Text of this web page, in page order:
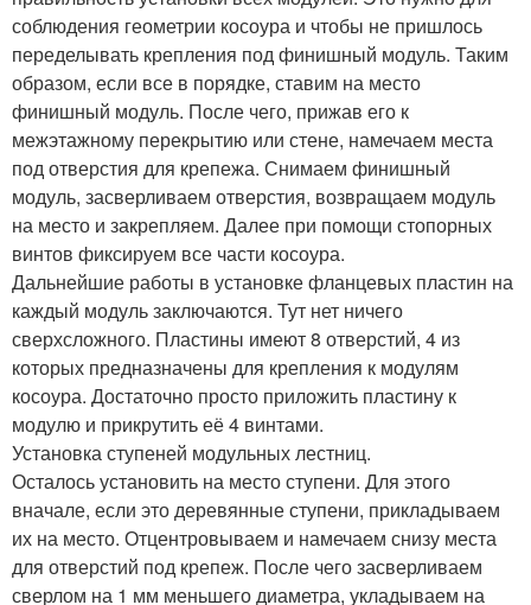
соблюдения геометрии косоура и чтобы не пришлось
переделывать крепления под финишный модуль. Таким
образом, если все в порядке, ставим на место
финишный модуль. После чего, прижав его к
межэтажному перекрытию или стене, намечаем места
под отверстия для крепежа. Снимаем финишный
модуль, засверливаем отверстия, возвращаем модуль
на место и закрепляем. Далее при помощи стопорных
винтов фиксируем все части косоура.
Дальнейшие работы в установке фланцевых пластин на
каждый модуль заключаются. Тут нет ничего
сверхсложного. Пластины имеют 8 отверстий, 4 из
которых предназначены для крепления к модулям
косоура. Достаточно просто приложить пластину к
модулю и прикрутить её 4 винтами.
Установка ступеней модульных лестниц.
Осталось установить на место ступени. Для этого
вначале, если это деревянные ступени, прикладываем
их на место. Отцентровываем и намечаем снизу места
для отверстий под крепеж. После чего засверливаем
сверлом на 1 мм меньшего диаметра, укладываем на